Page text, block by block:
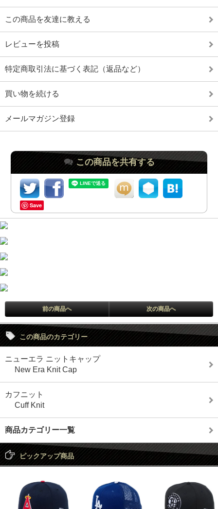
この商品を友達に教える
レビューを投稿
特定商取引法に基づく表記（返品など）
買い物を続ける
メールマガジン登録
この商品を共有する
Save
前の商品へ 次の商品へ
この商品のカテゴリー
ニューエラ ニットキャップ
New Era Knit Cap
カフニット
Cuff Knit
商品カテゴリー一覧
ピックアップ商品